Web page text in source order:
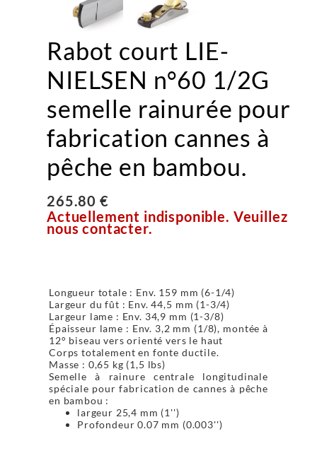
Rabot court LIE-
NIELSEN n°60 1/2G
semelle rainurée pour
fabrication cannes à
pêche en bambou.
265.80 €
Actuellement indisponible. Veuillez
nous contacter.
Longueur totale : Env. 159 mm (6-1/4)
Largeur du fût : Env. 44,5 mm (1-3/4)
Largeur lame : Env. 34,9 mm (1-3/8)
Épaisseur lame : Env. 3,2 mm (1/8), montée à
12° biseau vers orienté vers le haut
Corps totalement en fonte ductile.
Masse : 0,65 kg (1,5 lbs)
Semelle à rainure centrale longitudinale
spéciale pour fabrication de cannes à pêche
en bambou :
largeur 25,4 mm (1'')
Profondeur 0.07 mm (0.003'')